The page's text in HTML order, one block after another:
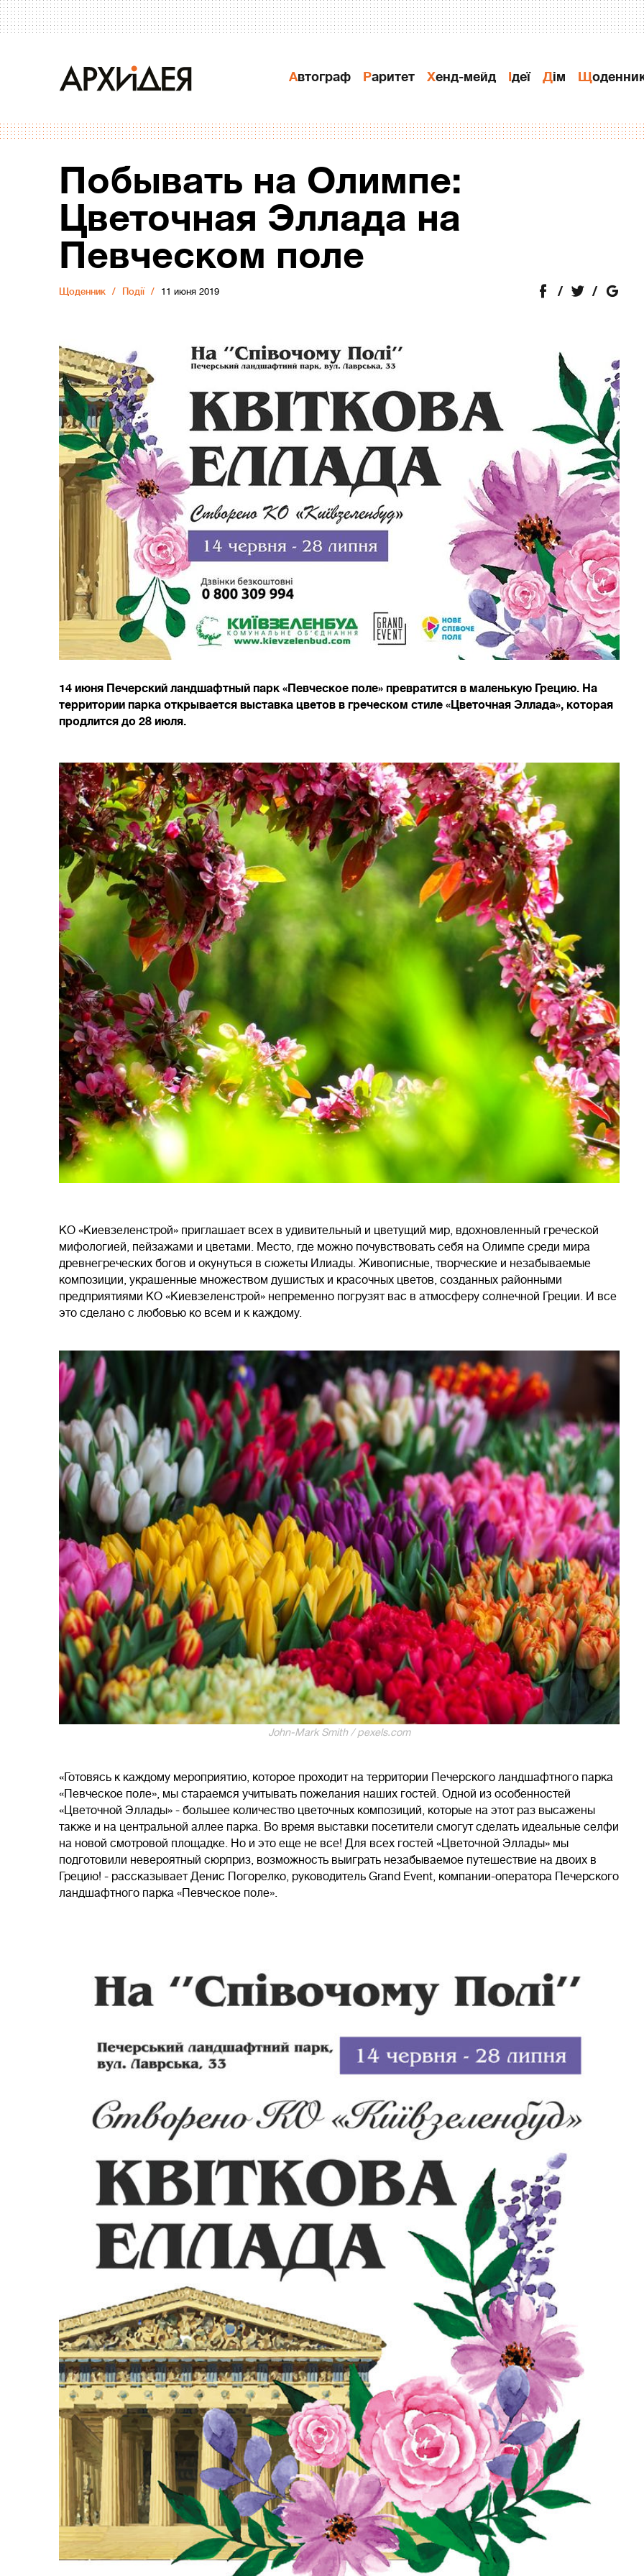
Автограф Раритет Хенд-мейд Ідеї Дiм
Побывать на Олимпе:
Цветочная Эллада на
Певческом поле
Щоденник Події 11 июня 2019
14 июня Печерский ландшафтный парк «Певческое поле» превратится в маленькую Грецию. На
территории парка открывается выставка цветов в греческом стиле «Цветочная Эллада», которая
продлится до 28 июля.
КО «Киевзеленстрой» приглашает всех в удивительный и цветущий мир, вдохновленный греческой
мифологией, пейзажами и цветами. Место, где можно почувствовать себя на Олимпе среди мира
древнегреческих богов и окунуться в сюжеты Илиады. Живописные, творческие и незабываемые
композиции, украшенные множеством душистых и красочных цветов, созданных районными
предприятиями КО «Киевзеленстрой» непременно погрузят вас в атмосферу солнечной Греции. И все
это сделано с любовью ко всем и к каждому.
John-Mark Smith / pexels.com
«Готовясь к каждому мероприятию, которое проходит на территории Печерского ландшафтного парка
«Певческое поле», мы стараемся учитывать пожелания наших гостей. Одной из особенностей
«Цветочной Эллады» - большее количество цветочных композиций, которые на этот раз высажены
также и на центральной аллее парка. Во время выставки посетители смогут сделать идеальные селфи
на новой смотровой площадке. Но и это еще не все! Для всех гостей «Цветочной Эллады» мы
подготовили невероятный сюрприз, возможность выиграть незабываемое путешествие на двоих в
Грецию! - рассказывает Денис Погорелко, руководитель Grand Event, компании-оператора Печерского
ландшафтного парка «Певческое поле».